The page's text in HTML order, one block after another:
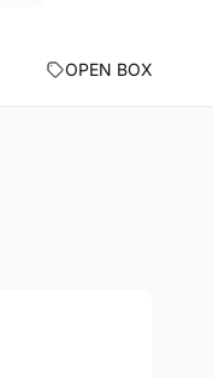
OPEN BOX